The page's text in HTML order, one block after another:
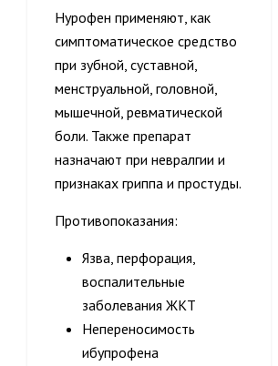
Нурофен применяют, как
симптоматическое средство
при зубной, суставной,
менструальной, головной,
мышечной, ревматической
боли. Также препарат
назначают при невралгии и
признаках гриппа и простуды.
Противопоказания:
Язва, перфорация,
воспалительные
заболевания ЖКТ
Непереносимость
ибупрофена